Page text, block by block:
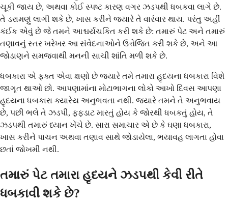
ચૂકી જાય છે, અથવા કોઈ સ્પષ્ટ કારણ વગર ઝડપથી ધબકવા લાગે છે.
તે ડરામણું લાગી શકે છે, ખાસ કરીને જ્યારે તે વારંવાર થાય. પરંતુ અહીં
કંઈક એવું છે જે તમને આશ્ચર્યચકિત કરી શકે છે: તમારું પેટ અને તમારું
તણાવનું સ્તર ખરેખર આ સંવેદનાઓને ઉત્તેજિત કરી શકે છે, અને આ
જોડાણને સમજવાથી મનની સાચી શાંતિ મળી શકે છે.
ધબકારા એ ફક્ત એવા ક્ષણો છે જ્યારે તમે તમારા હૃદયના ધબકારા વિશે
જાગૃત થાઓ છો. આપણામાંના મોટાભાગના લોકો આખો દિવસ આપણા
હૃદયના ધબકારા ક્યારેય અનુભવતા નથી. જ્યારે તમને તે અનુભવાય
છે, પછી ભલે તે ઝડપી, ફફડાટ મારતું હોય કે જોરથી ધબકતું હોય, તે
ઝડપથી તમારું ધ્યાન ખેંચે છે. સારા સમાચાર એ છે કે ઘણા ધબકારા,
ખાસ કરીને પાચન અથવા તણાવ સાથે જોડાયેલા, ભયાવહ લાગતા હોવા
છતાં જોખમી નથી.
તમારું પેટ તમારા હૃદયને ઝડપથી કેવી રીતે
ધબકાવી શકે છે?